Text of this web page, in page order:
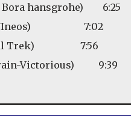
Bora hansgrohe) 6:25
(Niz/Ineos) 7:02
Lidl Trek) 7:56
Victorious) 9:39